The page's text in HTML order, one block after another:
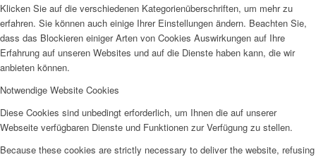
Klicken Sie auf die verschiedenen Kategorienüberschriften, um mehr zu
erfahren. Sie können auch einige Ihrer Einstellungen ändern. Beachten Sie,
dass das Blockieren einiger Arten von Cookies Auswirkungen auf Ihre
Erfahrung auf unseren Websites und auf die Dienste haben kann, die wir
anbieten können.
Notwendige Website Cookies
Diese Cookies sind unbedingt erforderlich, um Ihnen die auf unserer
Webseite verfügbaren Dienste und Funktionen zur Verfügung zu stellen.
Because these cookies are strictly necessary to deliver the website, refusing